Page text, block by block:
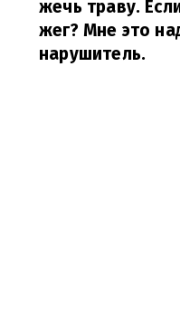
жечь траву.
жег? Мне это
нарушитель.